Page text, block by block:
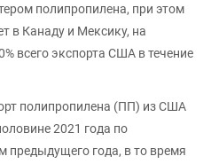
полипропилена, при этом
в Канаду и Мексику, на
всего экспорта США в течение
полипропилена (ПП) из США
2021 года по
предыдущего года, в то время